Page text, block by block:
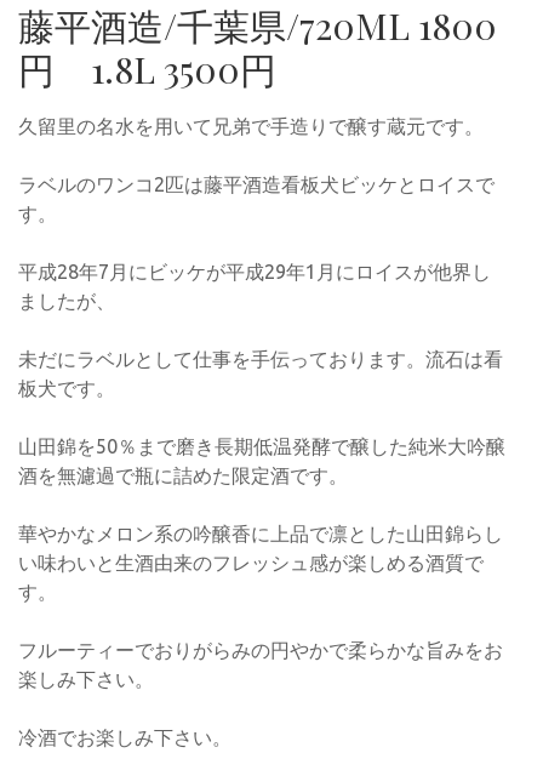
藤平酒造/千葉県/720ML 1800
円 1.8L 3500円
久留里の名水を用いて兄弟で手造りで醸す蔵元です。
ラベルのワンコ2匹は藤平酒造看板犬ビッケとロイスで
す。
平成28年7月にビッケが平成29年1月にロイスが他界し
ましたが、
未だにラベルとして仕事を手伝っております。流石は看
板犬です。
山田錦を50％まで磨き長期低温発酵で醸した純米大吟醸
酒を無濾過で瓶に詰めた限定酒です。
華やかなメロン系の吟醸香に上品で凛とした山田錦らし
い味わいと生酒由来のフレッシュ感が楽しめる酒質で
す。
フルーティーでおりがらみの円やかで柔らかな旨みをお
楽しみ下さい。
冷酒でお楽しみ下さい。